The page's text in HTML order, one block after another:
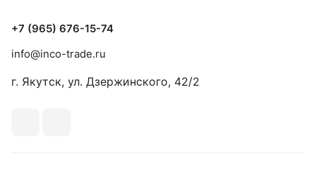
+7 (965) 676-15-74
info@inco-trade.ru
г. Якутск, ул. Дзержинского, 42/2